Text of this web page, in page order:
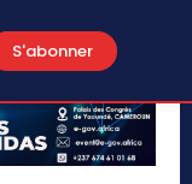
S'abonner